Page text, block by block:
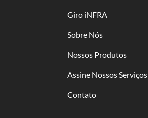
Giro iNFRA
Sobre Nós
Nossos Produtos
Assine Nossos Serviços
Contato